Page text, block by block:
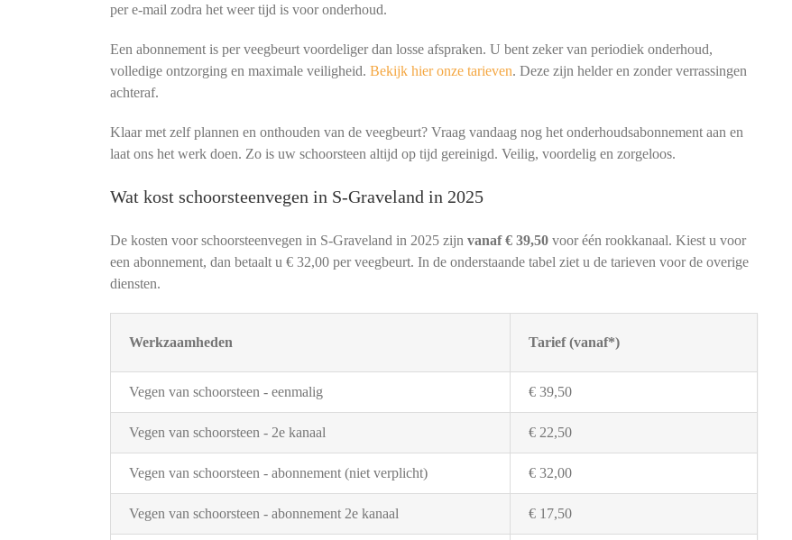
per e-mail zodra het weer tijd is voor onderhoud.
Een abonnement is per veegbeurt voordeliger dan losse afspraken. U bent zeker van periodiek onderhoud,
volledige ontzorging en maximale veiligheid. Bekijk hier onze tarieven. Deze zijn helder en zonder verrassingen
achteraf.
Klaar met zelf plannen en onthouden van de veegbeurt? Vraag vandaag nog het onderhoudsabonnement aan en
laat ons het werk doen. Zo is uw schoorsteen altijd op tijd gereinigd. Veilig, voordelig en zorgeloos.
Wat kost schoorsteenvegen in S-Graveland in 2025
De kosten voor schoorsteenvegen in S-Graveland in 2025 zijn vanaf € 39,50voor één rookkanaal. Kiest u voor
een abonnement, dan betaalt u € 32,00 per veegbeurt. In de onderstaande tabel ziet u de tarieven voor de overige
diensten.
Werkzaamheden Tarief (vanaf*)
Vegen van schoorsteen - eenmalig € 39,50
Vegen van schoorsteen - 2e kanaal € 22,50
Vegen van schoorsteen - abonnement (niet verplicht) € 32,00
Vegen van schoorsteen - abonnement 2e kanaal € 17,50